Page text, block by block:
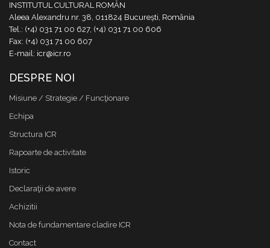
INSTITUTUL CULTURAL ROMÂN
Aleea Alexandru nr. 38, 011824 București, România
Tel.: (+4) 031 71 00 627, (+4) 031 71 00 606
Fax: (+4) 031 71 00 607
E-mail: icr@icr.ro
DESPRE NOI
Misiune / Strategie / Funcţionare
Echipa
Structura ICR
Rapoarte de activitate
Istoric
Declaraţii de avere
Achizitii
Nota de fundamentare cladire ICR
Contact